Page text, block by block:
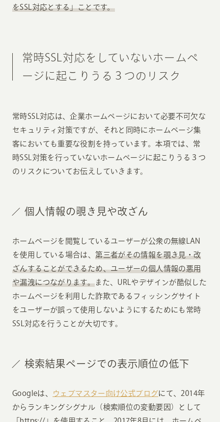
をSSL対応とする」ことです。
常時SSL対応をしていないホームペ
ージに起こりうる３つのリスク
常時SSL対応は、企業ホームページにおいて必要不可欠な
セキュリティ対策ですが、それと同時にホームページ集
客においても重要な役割を持っています。本項では、常
時SSL対策を行っていないホームページに起こりうる３つ
のリスクについてお伝えしていきます。
個人情報の覗き見や改ざん
ホームページを閲覧しているユーザーが公衆の無線LAN
を使用している場合は、第三者がその情報を覗き見・改
ざんすることができるため、ユーザーの個人情報の悪用
や漏洩につながります。 また、URLやデザインが酷似した
ホームページを利用した詐欺であるフィッシングサイト
をユーザーが誤って使用しないようにするためにも常時
SSL対応を行うことが大切です。
検索結果ページでの表示順位の低下
Googleは、 ウェブマスター向け公式ブログにて、2014年
からランキングシグナル（検索順位の変動要因）として